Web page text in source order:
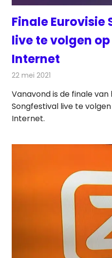
Finale
live te volgen
Internet
22 mei 2021
Vanavond is de finale van
Songfestival live te
Internet.